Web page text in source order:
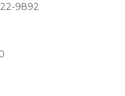
9892